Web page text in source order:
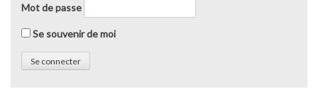
Mot de passe
Se souvenir de moi